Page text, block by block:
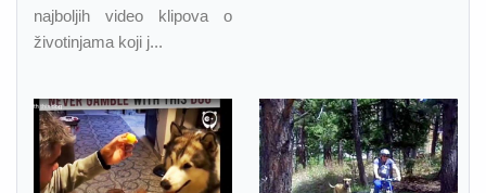
najboljih video klipova o
životinjama koji j...